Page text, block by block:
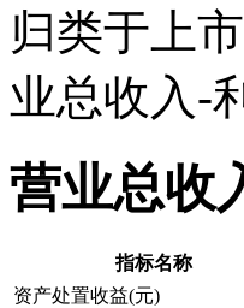
归类于上
业总收入-
营业总收
指标名称
资产处置收益(元)